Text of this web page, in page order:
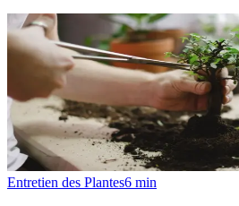
Entretien des Plantes6 min